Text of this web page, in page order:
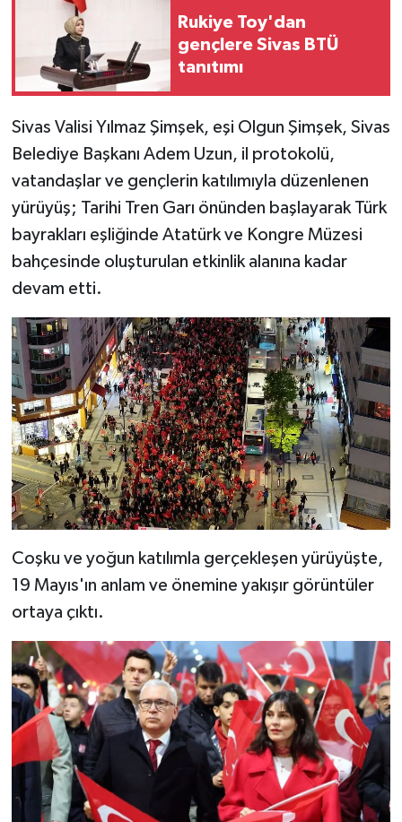
Rukiye Toy'dan
gençlere Sivas BTÜ
tanıtımı
Sivas Valisi Yılmaz Şimşek, eşi Olgun Şimşek, Sivas
Belediye Başkanı Adem Uzun, il protokolü,
vatandaşlar ve gençlerin katılımıyla düzenlenen
yürüyüş; Tarihi Tren Garı önünden başlayarak Türk
bayrakları eşliğinde Atatürk ve Kongre Müzesi
bahçesinde oluşturulan etkinlik alanına kadar
devam etti.
Coşku ve yoğun katılımla gerçekleşen yürüyüşte,
19 Mayıs'ın anlam ve önemine yakışır görüntüler
ortaya çıktı.